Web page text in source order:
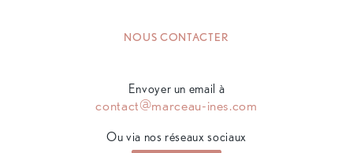
NOUS CONTACTER
Envoyer un email à
contact@marceau-ines.com
Ou via nos réseaux sociaux